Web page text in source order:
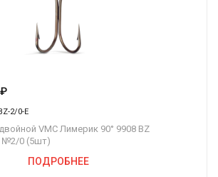
₽
2/0-E
VMC Лимерик 90° 9908 BZ
№2/0 (5шт)
ПОДРОБНЕЕ